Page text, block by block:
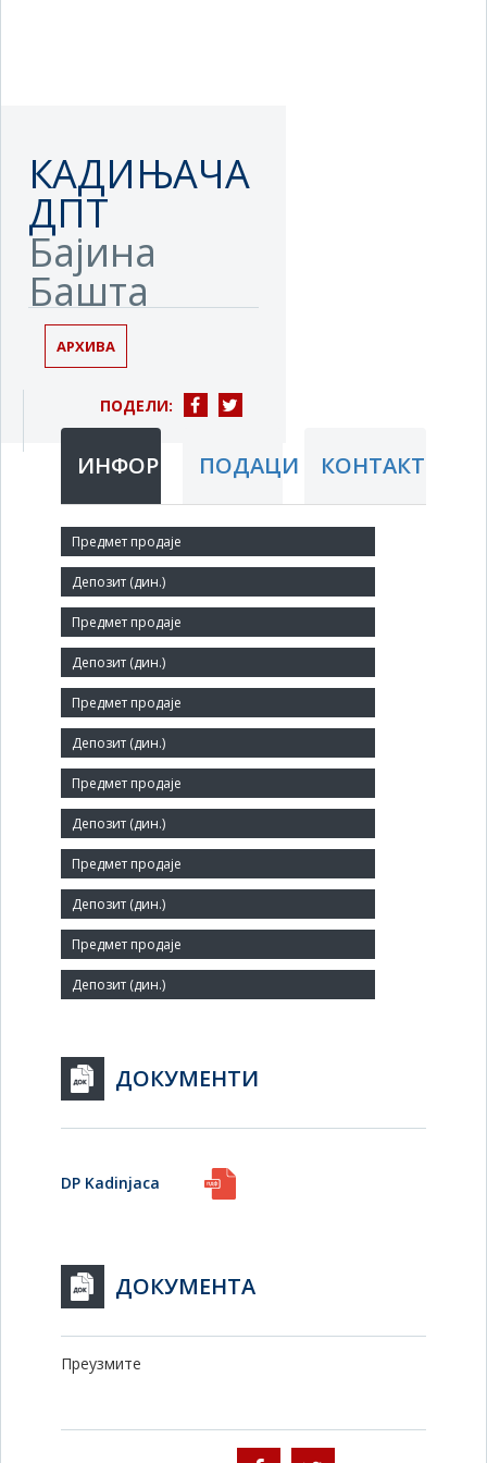
КАДИЊАЧА
ДПТ
Бајина
Башта
АРХИВА
ПОДЕЛИ:
ИНФОРМАЦИЈЕПОДАЦИ КОНТАКТ
Краћи назив:
КАДИЊАЧА ДПТ
Правни статус:
ДП
Делатност:
Производња остале плетене и кукичане одеће
Матични број:
07294433
Број запослених:
62
Заступник:
ДОКУМЕНТИ
DP Kadinjaca
ДОКУМЕНТА
Преузмите